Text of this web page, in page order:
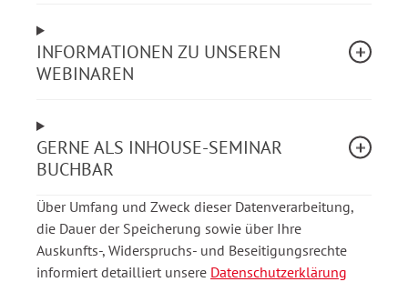
gestalten
Warum Vertrauen ein entscheidender
Erfolgsfaktor ist
Das Return-on-Trust-Modell (RoT) praxisnah
erklärt
Vertrauen sichtbar und messbar machen
Praxisbeispiele aus Unternehmen
INFORMATIONEN ZU UNSEREN
WEBINAREN
GERNE ALS INHOUSE-SEMINAR
BUCHBAR
Über Umfang und Zweck dieser Datenverarbeitung,
die Dauer der Speicherung sowie über Ihre
Auskunfts-, Widerspruchs- und Beseitigungsrechte
informiert detailliert unsere Datenschutzerklärung